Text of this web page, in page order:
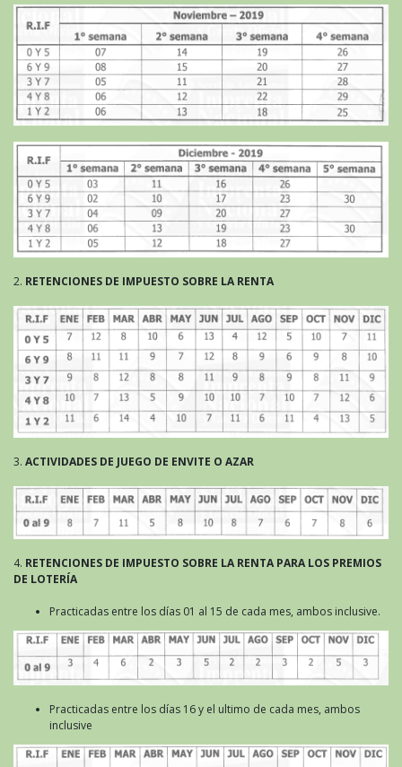
2. RETENCIONES DE IMPUESTO SOBRE LA RENTA
3. ACTIVIDADES DE JUEGO DE ENVITE O AZAR
4. RETENCIONES DE IMPUESTO SOBRE LA RENTA PARA LOS PREMIOS
DE LOTERÍA
Practicadas entre los días 01 al 15 de cada mes, ambos inclusive.
Practicadas entre los días 16 y el ultimo de cada mes, ambos
inclusive